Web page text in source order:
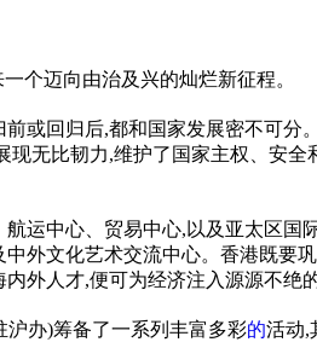
个迈向由治及兴的灿烂新征程。
或回归后,都和国家发展密不可分
现无比韧力,维护了 国家主权、安全
航运中心、贸易中心,以及亚太区国
外文化艺术交流中心。香港既要
外人才,便可为经济注入源源不绝
办)筹备了一系列丰富多彩的活动,